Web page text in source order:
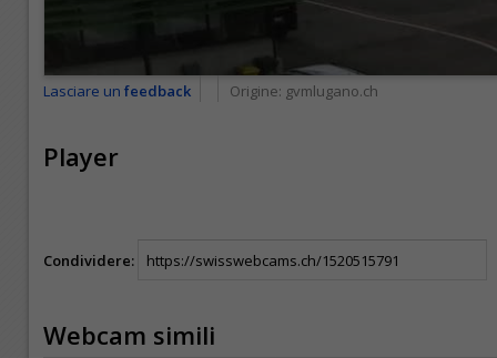
Lasciare un feedback Origine: gvmlugano.ch
Player
Condividere:
Webcam simili